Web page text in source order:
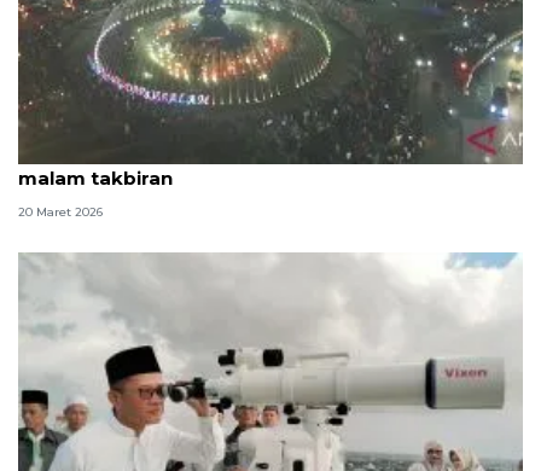
Wisatawan padati pusat Kota Palembang saat
malam takbiran
20 Maret 2026